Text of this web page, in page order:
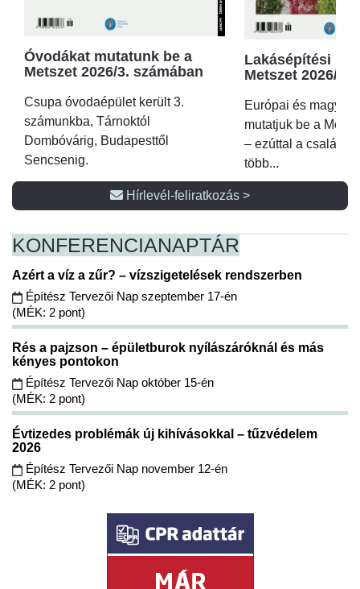
Óvodákat mutatunk be a
Metszet 2026/3. számában
Csupa óvodaépület került 3.
számunkba, Tárnoktól
Dombóvárig, Budapesttől
Sencsenig.
Lakásépítési
Metszet 2026/2.
Európai és magyar
mutatjuk be a
– ezúttal a családi
több...
Hírlevél-feliratkozás >
KONFERENCIANAPTÁR
Azért a víz a zűr? – vízszigetelések rendszerben
Építész Tervezői Nap szeptember 17-én
(MÉK: 2 pont)
Rés a pajzson – épületburok nyílászáróknál és más
kényes pontokon
Építész Tervezői Nap október 15-én
(MÉK: 2 pont)
Évtizedes problémák új kihívásokkal – tűzvédelem
2026
Építész Tervezői Nap november 12-én
(MÉK: 2 pont)